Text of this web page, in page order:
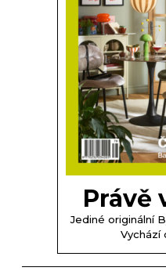
Právě
Jediné originální
Vychází